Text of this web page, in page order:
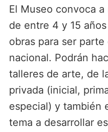
El Museo convoca
de entre 4 y 15
obras para ser
nacional. Podrán
talleres de arte, de
privada (inicial,
especial) y también
tema a desarrollar